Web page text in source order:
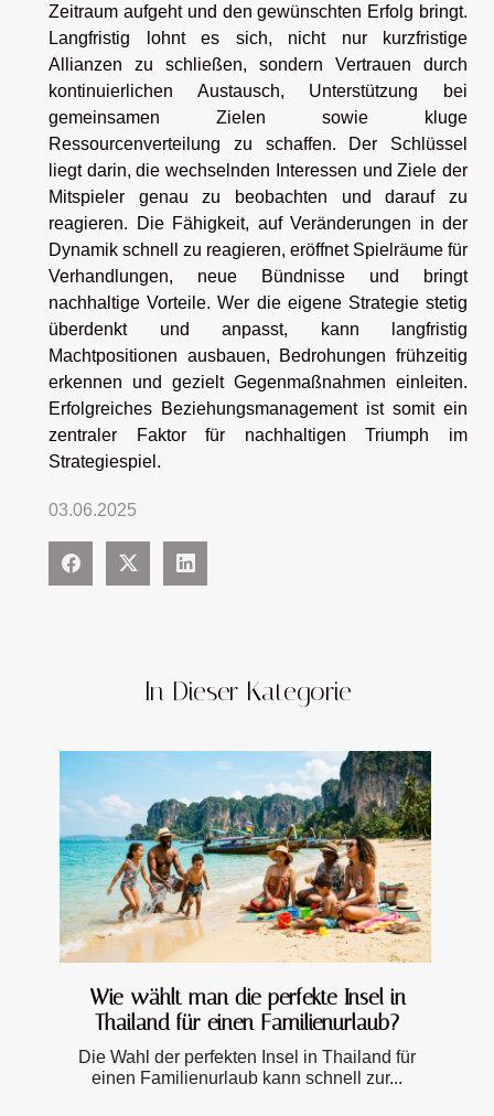
In Dieser Kategorie
Wie wählt man die perfekte Insel in
Thailand für einen Familienurlaub?
Die Wahl der perfekten Insel in Thailand für
einen Familienurlaub kann schnell zur...
Zeitraum aufgeht und den gewünschten Erfolg bringt.
Langfristig lohnt es sich, nicht nur kurzfristige
Allianzen zu schließen, sondern Vertrauen durch
kontinuierlichen Austausch, Unterstützung bei
gemeinsamen Zielen sowie kluge
Ressourcenverteilung zu schaffen. Der Schlüssel
liegt darin, die wechselnden Interessen und Ziele der
Mitspieler genau zu beobachten und darauf zu
reagieren. Die Fähigkeit, auf Veränderungen in der
Dynamik schnell zu reagieren, eröffnet Spielräume für
Verhandlungen, neue Bündnisse und bringt
nachhaltige Vorteile. Wer die eigene Strategie stetig
überdenkt und anpasst, kann langfristig
Machtpositionen ausbauen, Bedrohungen frühzeitig
erkennen und gezielt Gegenmaßnahmen einleiten.
Erfolgreiches Beziehungsmanagement ist somit ein
zentraler Faktor für nachhaltigen Triumph im
Strategiespiel.
03.06.2025